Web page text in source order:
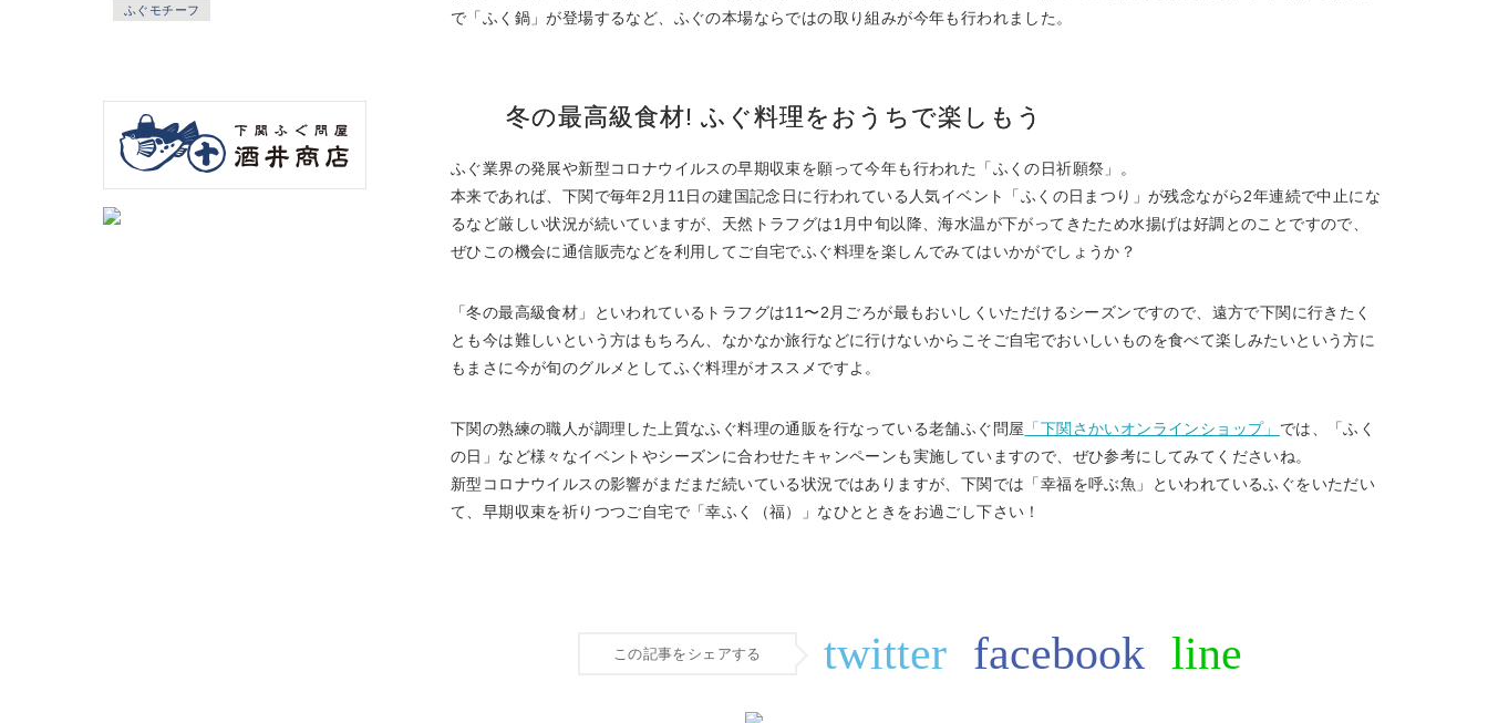
ふぐモチーフ
で「ふく鍋」が登場するなど、ふぐの本場ならではの取り組みが今年も行われました。
冬の最高級食材! ふぐ料理をおうちで楽しもう
ふぐ業界の発展や新型コロナウイルスの早期収束を願って今年も行われた「ふくの日祈願祭」。
本来であれば、下関で毎年2月11日の建国記念日に行われている人気イベント「ふくの日まつり」が残念ながら2年連続で中止にな
るなど厳しい状況が続いていますが、天然トラフグは1月中旬以降、海水温が下がってきたため水揚げは好調とのことですので、
ぜひこの機会に通信販売などを利用してご自宅でふぐ料理を楽しんでみてはいかがでしょうか？
「冬の最高級食材」といわれているトラフグは11〜2月ごろが最もおいしくいただけるシーズンですので、遠方で下関に行きたく
とも今は難しいという方はもちろん、なかなか旅行などに行けないからこそご自宅でおいしいものを食べて楽しみたいという方に
もまさに今が旬のグルメとしてふぐ料理がオススメですよ。
下関の熟練の職人が調理した上質なふぐ料理の通販を行なっている老舗ふぐ問屋 「下関さかいオンラインショップ」 では、「ふく
の日」など様々なイベントやシーズンに合わせたキャンペーンも実施していますので、ぜひ参考にしてみてくださいね。
新型コロナウイルスの影響がまだまだ続いている状況ではありますが、下関では「幸福を呼ぶ魚」といわれているふぐをいただい
て、早期収束を祈りつつご自宅で「幸ふく（福）」なひとときをお過ごし下さい！
この記事をシェアする